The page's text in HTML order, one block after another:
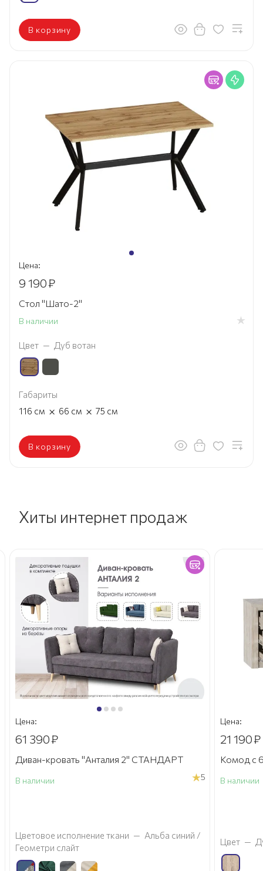
В корзину
Цена:
9 190₽
Стол "Шато-2"
В наличии
Цвет — Дуб вотан
Габариты
116 см × 66 см × 75 см
В корзину
Хиты интернет продаж
Цена:
61 390₽
Диван-кровать "Анталия 2" СТАНДАРТ
В наличии 5
Цветовое исполнение ткани — Альба синий /
Геометри слайт
Цена:
21 190₽
Комод с
В наличии
Цвет —